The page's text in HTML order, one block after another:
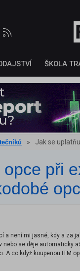
ŠKOLA
» Jak se
při
a není mi jasné, kdy a za
nebo se děje automaticky
A co když koupenou ITM